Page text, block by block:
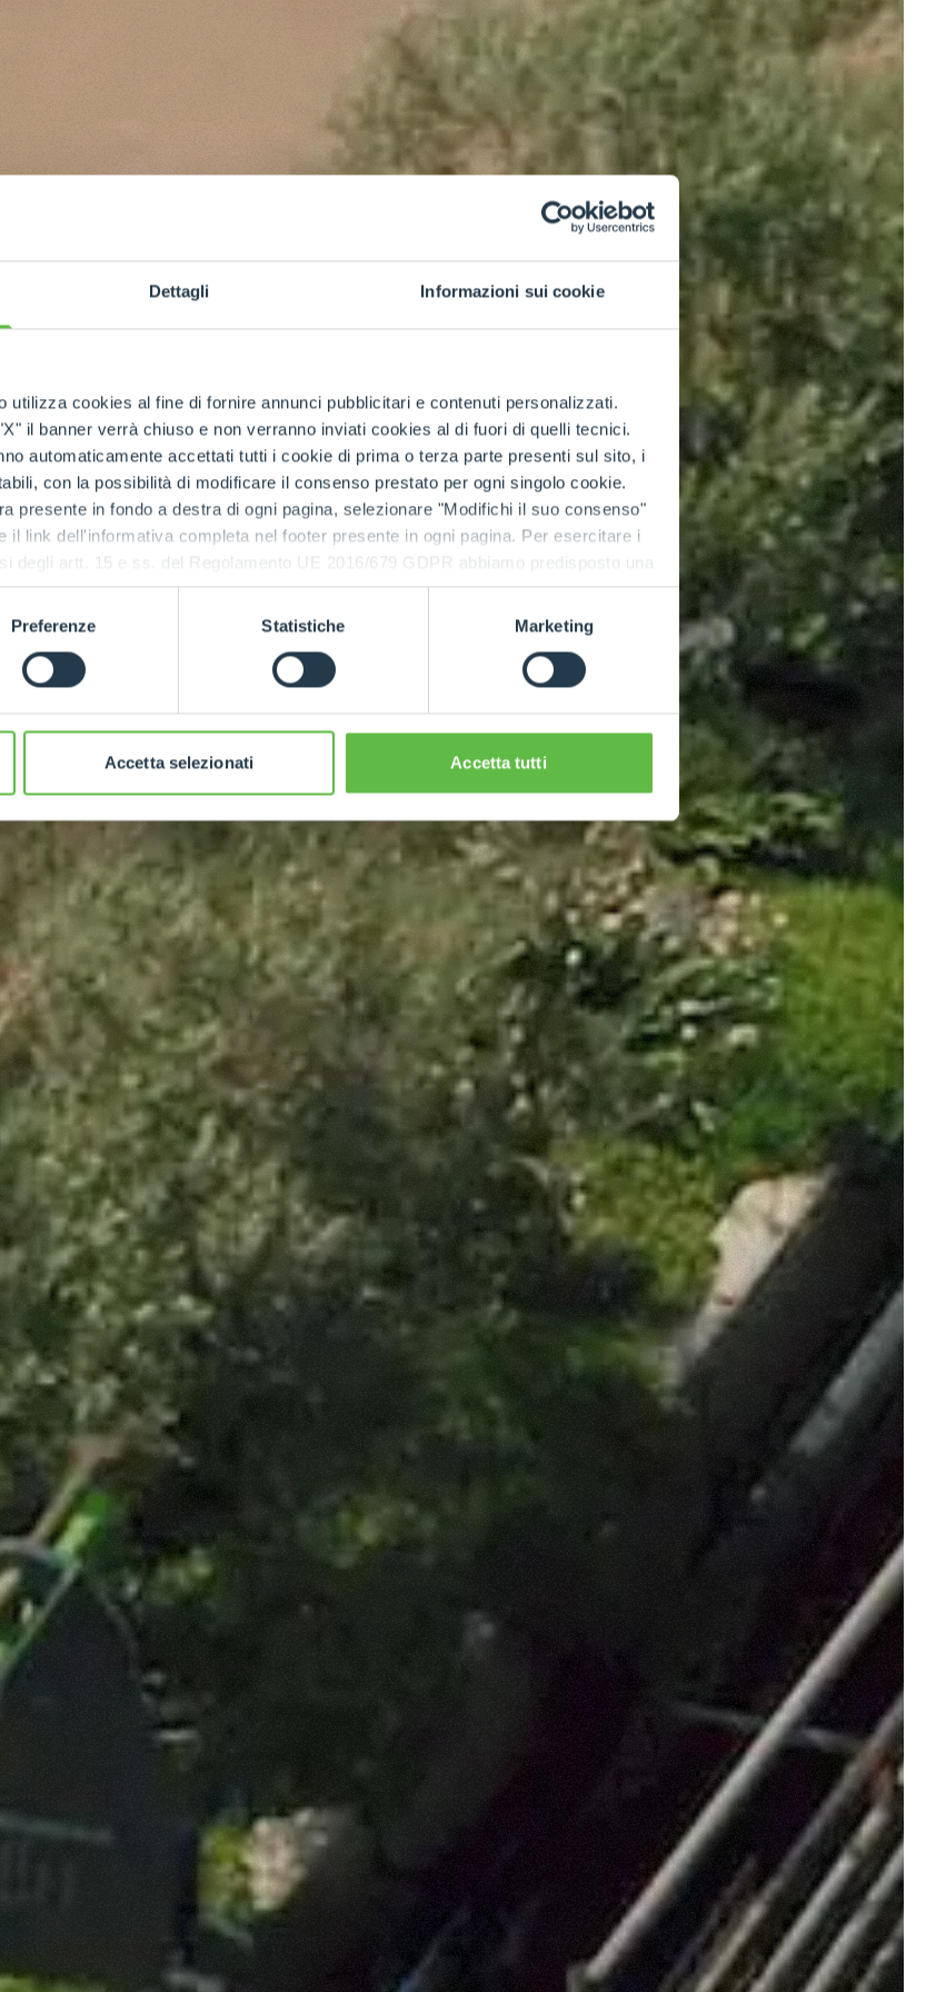
Dettagli Informazioni sui cookie
utilizza cookies al fine di fornire annunci pubblicitari e contenuti personalizzati.
il banner verrà chiuso e non verranno inviati cookies al di fuori di quelli tecnici.
automaticamente accettati tutti i cookie di prima o terza parte presenti sul sito, i
con la possibilità di modificare il consenso prestato per ogni singolo cookie.
presente in fondo a destra di ogni pagina, selezionare "Modifichi il suo consenso"
il link dell'informativa completa nel footer presente in ogni pagina. Per esercitare i
degli artt. 15 e ss. del Regolamento UE 2016/679 GDPR abbiamo predisposto una
Preferenze Statistiche Marketing
Accetta selezionati Accetta tutti